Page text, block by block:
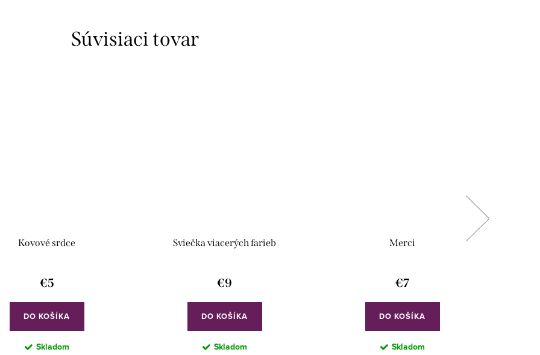
Súvisiaci tovar
Kovové srdce
€5
DO KOŠÍKA
Skladom
Sviečka viacerých farieb
€9
DO KOŠÍKA
Skladom
Merci
€7
DO KOŠÍKA
Skladom